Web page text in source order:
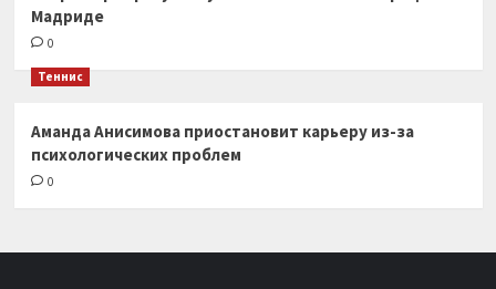
Мадриде
0
Теннис
Аманда Анисимова приостановит карьеру из-за
психологических проблем
0